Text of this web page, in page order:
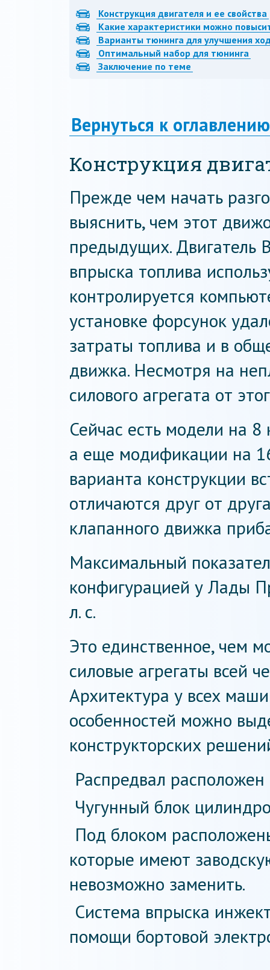
Конструкция двигателя и ее свойства
Какие характеристики можно
Варианты тюнинга для улучшения
Оптимальный набор для тюнинга
Заключение по теме
Вернуться к оглавлению
Конструкция
Прежде чем начать
выяснить, чем этот
предыдущих. Двигатель
впрыска топлива
контролируется
установке форсунок
затраты топлива и в
движка. Несмотря на
силового агрегата от
Сейчас есть модели на
а еще модификации на
варианта конструкции
отличаются друг от
клапанного движка
Максимальный
конфигурацией у Лады
л. с.
Это единственное, чем
силовые агрегаты всей
Архитектура у всех
особенностей можно
конструкторских
Распредвал расположен
Чугунный блок
Под блоком
которые имеют
невозможно заменить.
Система впрыска
помощи бортовой